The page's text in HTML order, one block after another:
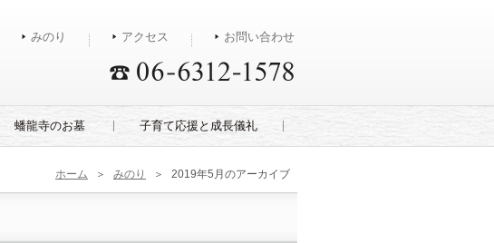
みのり アクセス お問い合わせ
蟠龍寺のお墓 子育て応援と成長儀礼
ホーム ＞ みのり ＞ 2019年5月のアーカイブ